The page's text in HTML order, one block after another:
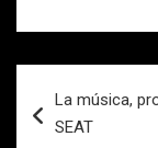
de
La música,
SEAT